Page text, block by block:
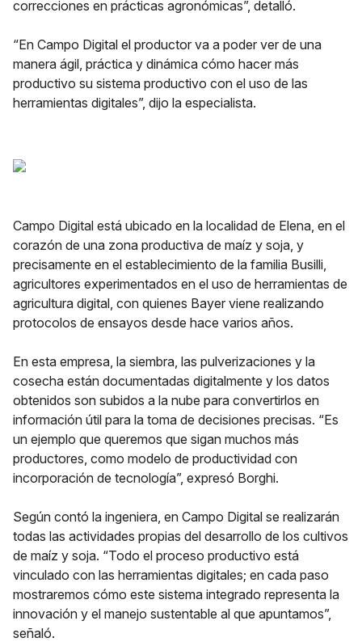
correcciones en prácticas agronómicas”, detalló.
“En Campo Digital el productor va a poder ver de una
manera ágil, práctica y dinámica cómo hacer más
productivo su sistema productivo con el uso de las
herramientas digitales”, dijo la especialista.
Campo Digital está ubicado en la localidad de Elena, en el
corazón de una zona productiva de maíz y soja, y
precisamente en el establecimiento de la familia Busilli,
agricultores experimentados en el uso de herramientas de
agricultura digital, con quienes Bayer viene realizando
protocolos de ensayos desde hace varios años.
En esta empresa, la siembra, las pulverizaciones y la
cosecha están documentadas digitalmente y los datos
obtenidos son subidos a la nube para convertirlos en
información útil para la toma de decisiones precisas. “Es
un ejemplo que queremos que sigan muchos más
productores, como modelo de productividad con
incorporación de tecnología”, expresó Borghi.
Según contó la ingeniera, en Campo Digital se realizarán
todas las actividades propias del desarrollo de los cultivos
de maíz y soja. “Todo el proceso productivo está
vinculado con las herramientas digitales; en cada paso
mostraremos cómo este sistema integrado representa la
innovación y el manejo sustentable al que apuntamos”,
señaló.